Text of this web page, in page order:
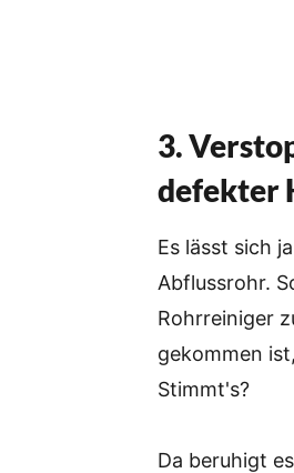
3.
defekter
Es lässt sich
Abflussrohr.
Rohrreiniger
gekommen
Stimmt's?
Da beruhigt